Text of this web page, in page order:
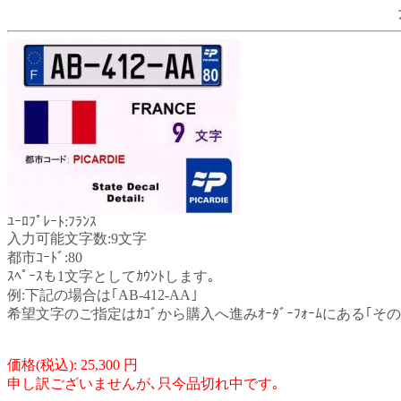
ﾕｰﾛﾌﾟﾚｰﾄ:ﾌﾗﾝｽ
入力可能文字数:9文字
都市ｺｰﾄﾞ:80
ｽﾍﾟｰｽも1文字としてｶｳﾝﾄします｡
例:下記の場合は｢AB-412-AA｣
希望文字のご指定はｶｺﾞから購入へ進みｵｰﾀﾞｰﾌｫｰﾑにある｢そ
価格(税込): 25,300 円
申し訳ございませんが､只今品切れ中です｡